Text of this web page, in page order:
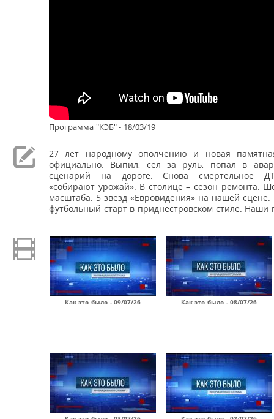
Программа "КЭБ" - 18/03/19
27 лет народному ополчению и новая
официально. Выпил, сел за руль, попал в
сценарий на дороге. Снова смертельное
«собирают урожай». В столице – сезон ремонта.
масштаба. 5 звезд «Евровидения» на нашей
футбольный старт в приднестровском стиле. Наши
Как это было - 09/07/26 Как это было - 08/07/26